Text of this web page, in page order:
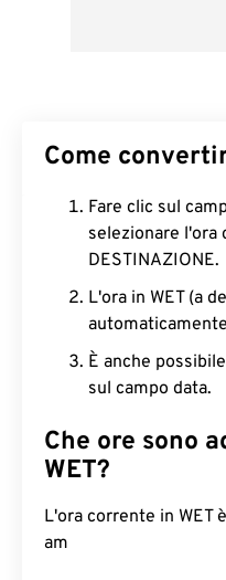
Come
Fare clic sul
selezionare l'ora
DESTINAZIONE.
L'ora in WET (a
È anche
sul campo data.
Che ore sono
WET?
L'ora corrente in WET
am